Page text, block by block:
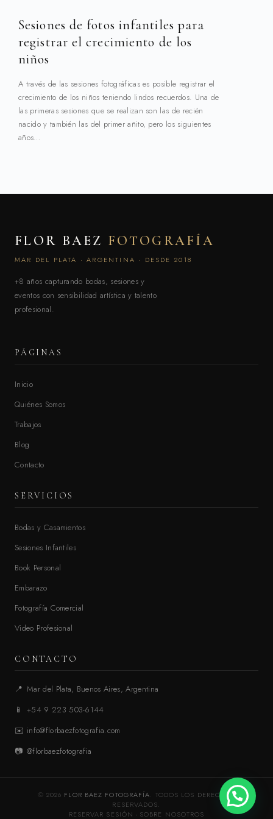
Sesiones de fotos infantiles para
registrar el crecimiento de los
niños
A través de las sesiones fotográficas es posible registrar el
crecimiento de los niños teniendo lindos recuerdos. Una de
las primeras sesiones que se realizan son las de recién
nacido y también las del primer añito, pero los siguientes
años…
FLOR BAEZ FOTOGRAFÍA
MAR DEL PLATA · ARGENTINA · DESDE 2018
+8 años capturando bodas, sesiones y
eventos con sensibilidad artística y talento
profesional.
PÁGINAS
Inicio
Quiénes Somos
Trabajos
Blog
Contacto
SERVICIOS
Bodas y Casamientos
Sesiones Infantiles
Book Personal
Embarazo
Fotografía Comercial
Video Profesional
CONTACTO
📍 Mar del Plata, Buenos Aires, Argentina
📱
+54 9 223 503-6144
✉️ info@florbaezfotografia.com
📷 @florbaezfotografia
© 2026 FLOR BAEZ FOTOGRAFÍA. TODOS LOS DERECHOS
RESERVADOS.
RESERVAR SESIÓN · SOBRE NOSOTROS